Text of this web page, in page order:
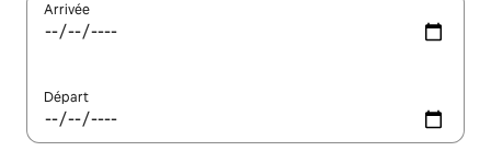
Arrivée
Départ